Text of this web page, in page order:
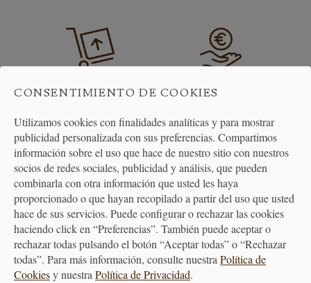
ENVÍO GRATUITO
DEVOLUCIONES
AL CLIENTE
CONSENTIMIENTO DE COOKIES
Utilizamos cookies con finalidades analíticas y para mostrar
publicidad personalizada con sus preferencias. Compartimos
información sobre el uso que hace de nuestro sitio con nuestros
socios de redes sociales, publicidad y análisis, que pueden
combinarla con otra información que usted les haya
proporcionado o que hayan recopilado a partir del uso que usted
hace de sus servicios. Puede configurar o rechazar las cookies
haciendo click en “Preferencias”. También puede aceptar o
rechazar todas pulsando el botón “Aceptar todas” o “Rechazar
todas”. Para más información, consulte nuestra Política de
Cookiesy nuestra Política de Privacidad.